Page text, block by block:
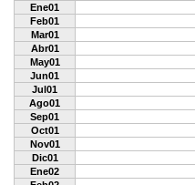
Ene01
Feb01
Mar01
Abr01
May01
Jun01
Jul01
Ago01
Sep01
Oct01
Nov01
Dic01
Ene02